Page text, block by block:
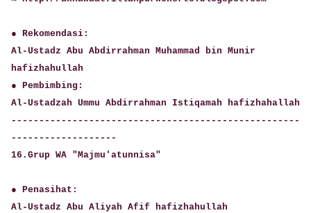
● Rekomendasi:
Al-Ustadz Abu Abdirrahman Muhammad bin Munir
hafizhahullah
● Pembimbing:
Al-Ustadzah Ummu Abdirrahman Istiqamah hafizhahallah
----------------------------------------------------
-------------------
16.Grup WA "Majmu'atunnisa"
● Penasihat:
Al-Ustadz Abu Aliyah Afif hafizhahullah